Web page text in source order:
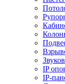
IP
IP-